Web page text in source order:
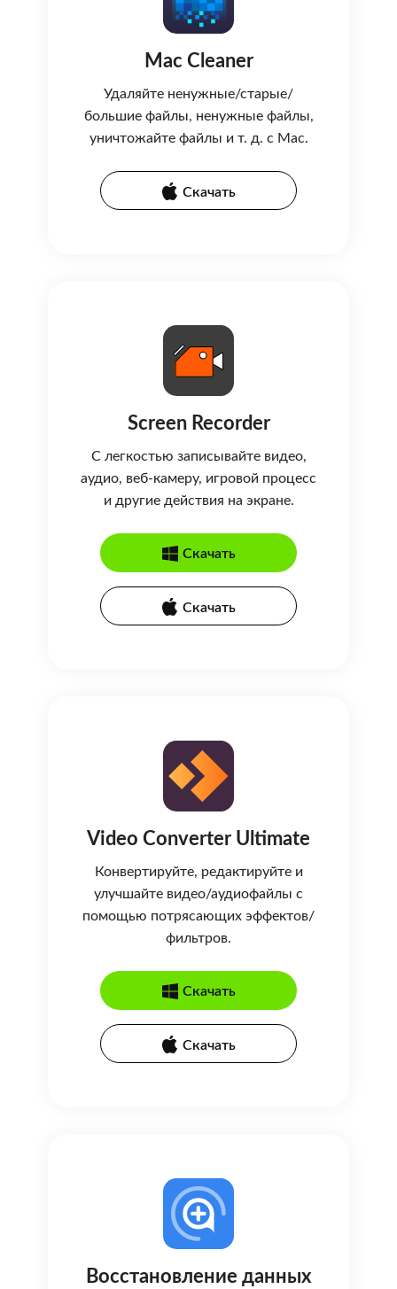
Mac Cleaner
Удаляйте ненужные/старые/
большие файлы, ненужные файлы,
уничтожайте файлы и т. д. с Mac.
Скачать
Screen Recorder
С легкостью записывайте видео,
аудио, веб-камеру, игровой процесс
и другие действия на экране.
Скачать
Скачать
Video Converter Ultimate
Конвертируйте, редактируйте и
улучшайте видео/аудиофайлы с
помощью потрясающих эффектов/
фильтров.
Скачать
Скачать
Восстановление данных